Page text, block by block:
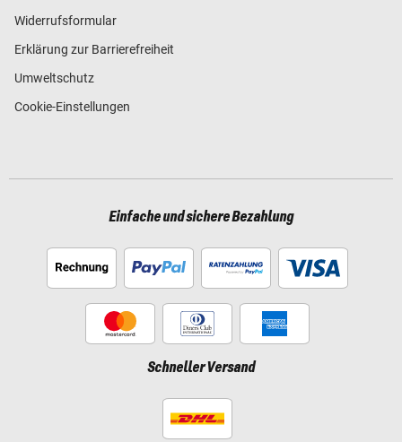
Widerrufsformular
Erklärung zur Barrierefreiheit
Umweltschutz
Cookie-Einstellungen
Einfache und sichere Bezahlung
Schneller Versand